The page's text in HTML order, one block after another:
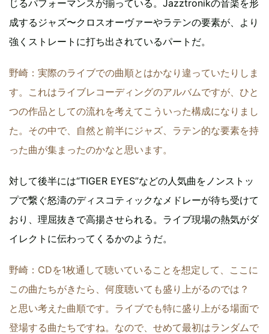
じるパフォーマンスが揃っている。Jazztronikの音楽を形
成するジャズ〜クロスオーヴァーやラテンの要素が、より
強くストレートに打ち出されているパートだ。
野崎：実際のライブでの曲順とはかなり違っていたりしま
す。これはライブレコーディングのアルバムですが、ひと
つの作品としての流れを考えてこういった構成になりまし
た。その中で、自然と前半にジャズ、ラテン的な要素を持
った曲が集まったのかなと思います。
対して後半には“TIGER EYES”などの人気曲をノンストッ
プで繋ぐ怒濤のディスコティックなメドレーが待ち受けて
おり、理屈抜きで高揚させられる。ライブ現場の熱気がダ
イレクトに伝わってくるかのようだ。
野崎：CDを1枚通して聴いていることを想定して、ここに
この曲たちがきたら、何度聴いても盛り上がるのでは？
と思い考えた曲順です。ライブでも特に盛り上がる場面で
登場する曲たちですね。なので、せめて最初はランダムで